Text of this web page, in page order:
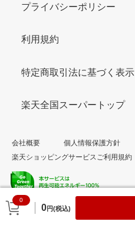
0
0円(税込)
プライバシーポリシー
利用規約
特定商取引法に基づく表示
楽天全国スーパートップ
会社概要
個人情報保護方針
楽天ショッピングサービスご利用規約
© Rakuten Group, Inc.